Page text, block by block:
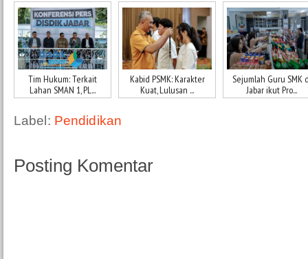
Tim Hukum: Terkait
Lahan SMAN 1, PL...
Kabid PSMK: Karakter
Kuat, Lulusan ...
Sejumlah Guru SMK
Jabar ikut Pro...
Label: Pendidikan
Posting Komentar